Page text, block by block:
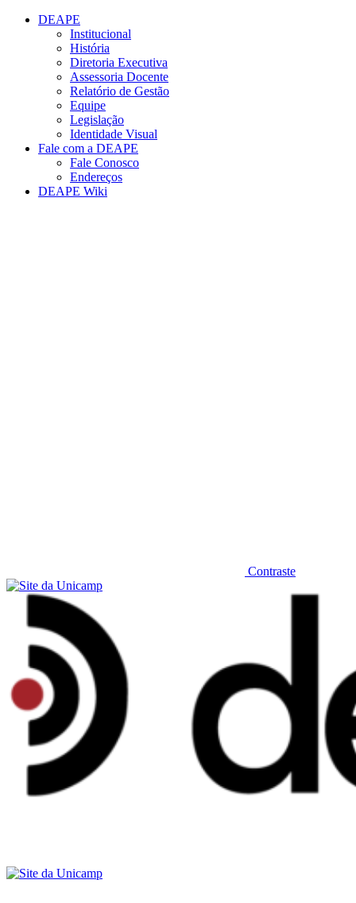
Conteúdo principal
DEAPE
Institucional
História
Diretoria Executiva
Assessoria Docente
Relatório de Gestão
Equipe
Legislação
Identidade Visual
Fale com a DEAPE
Fale Conosco
Endereços
DEAPE Wiki
Contraste